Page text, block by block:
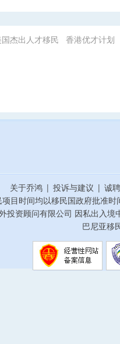
国杰出人才移民 香港优才计划
关于乔鸿 | 投诉与建议 | 诚
目时间均以移民国政府批准
资顾问有限公司 因私出入
巴尼亚移